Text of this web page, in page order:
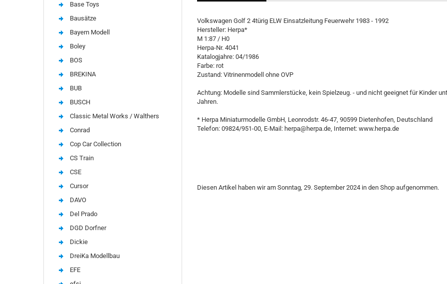
Volkswagen Golf 2 4türig ELW Einsatzleitung Feuerwehr 1983 - 1992
Hersteller: Herpa*
M 1:87 / H0
Herpa-Nr. 4041
Katalogjahre: 04/1986
Farbe: rot
Zustand: Vitrinenmodell ohne OVP
Achtung: Modelle sind Sammlerstücke, kein Spielzeug. - und nicht geeignet für Kinder
Jahren.
* Herpa Miniaturmodelle GmbH, Leonrodstr. 46-47, 90599 Dietenhofen, Deutschland
Telefon: 09824/951-00, E-Mail: herpa@herpa.de, Internet: www.herpa.de
Diesen Artikel haben wir am Sonntag, 29. September 2024 in den Shop aufgenommen.
Base Toys
Bausätze
Bayern Modell
Boley
BOS
BREKINA
BUB
BUSCH
Classic Metal Works / Walthers
Conrad
Cop Car Collection
CS Train
CSE
Cursor
DAVO
Del Prado
DGD Dorfner
Dickie
DreiKa Modellbau
EFE